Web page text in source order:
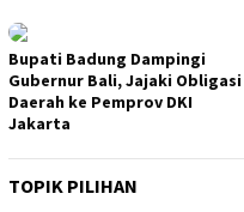
Bupati Badung Dampingi
Gubernur Bali, Jajaki Obligasi
Daerah ke Pemprov DKI
Jakarta
TOPIK PILIHAN